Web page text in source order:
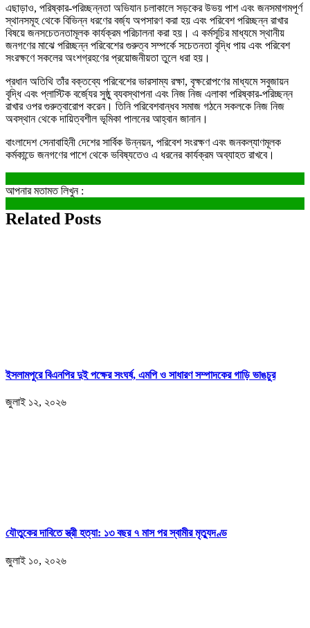
এছাড়াও, পরিষ্কার-পরিচ্ছন্নতা অভিযান চলাকালে সড়কের উভয় পাশ এবং জনসমাগমপূর্ণ
স্থানসমূহ থেকে বিভিন্ন ধরণের বর্জ্য অপসারণ করা হয় এবং পরিবেশ পরিচ্ছন্ন রাখার
বিষয়ে জনসচেতনতামূলক কার্যক্রম পরিচালনা করা হয়। এ কর্মসূচির মাধ্যমে স্থানীয়
জনগণের মাঝে পরিচ্ছন্ন পরিবেশের গুরুত্ব সম্পর্কে সচেতনতা বৃদ্ধি পায় এবং পরিবেশ
সংরক্ষণে সকলের অংশগ্রহণের প্রয়োজনীয়তা তুলে ধরা হয়।
প্রধান অতিথি তাঁর বক্তব্যে পরিবেশের ভারসাম্য রক্ষা, বৃক্ষরোপণের মাধ্যমে সবুজায়ন
বৃদ্ধি এবং প্লাস্টিক বর্জ্যের সুষ্ঠু ব্যবস্থাপনা এবং নিজ নিজ এলাকা পরিষ্কার-পরিচ্ছন্ন
রাখার ওপর গুরুত্বারোপ করেন। তিনি পরিবেশবান্ধব সমাজ গঠনে সকলকে নিজ নিজ
অবস্থান থেকে দায়িত্বশীল ভূমিকা পালনের আহ্বান জানান।
বাংলাদেশ সেনাবাহিনী দেশের সার্বিক উন্নয়ন, পরিবেশ সংরক্ষণ এবং জনকল্যাণমূলক
কর্মকান্ডে জনগণের পাশে থেকে ভবিষ্যতেও এ ধরনের কার্যক্রম অব্যাহত রাখবে।
আপনার মতামত লিখুন :
Related Posts
ইসলামপুরে বিএনপির দুই পক্ষের সংঘর্ষ, এমপি ও সাধারণ সম্পাদকের গাড়ি ভাঙচুর
জুলাই ১২, ২০২৬
যৌতুকের দাবিতে স্ত্রী হত্যা: ১৩ বছর ৭ মাস পর স্বামীর মৃত্যুদণ্ড
জুলাই ১০, ২০২৬